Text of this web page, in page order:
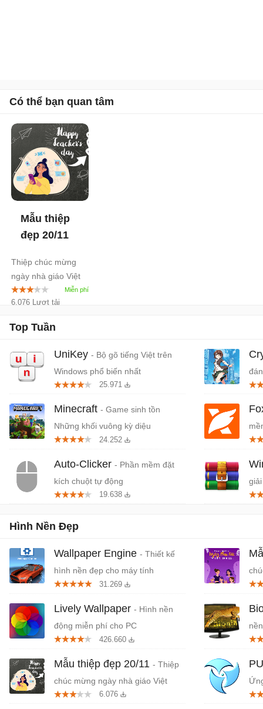
Có thể bạn quan tâm
Mẫu thiệp
đẹp 20/11
Thiệp chúc mừng
ngày nhà giáo Việt
Nam
6.076 Lượt tải
Top Tuần
UniKey - Bộ gõ tiếng Việt trên
Windows phổ biến nhất
25.971
Minecraft - Game sinh tồn
Những khối vuông kỳ diệu
24.252
Auto-Clicker - Phần mềm đặt
kích chuột tự động
19.638
Hình Nền Đẹp
Wallpaper Engine - Thiết kế
hình nền đẹp cho máy tính
31.269
Lively Wallpaper - Hình nền
động miễn phí cho PC
426.660
Mẫu thiệp đẹp 20/11 - Thiệp
chúc mừng ngày nhà giáo Việt
Nam
6.076